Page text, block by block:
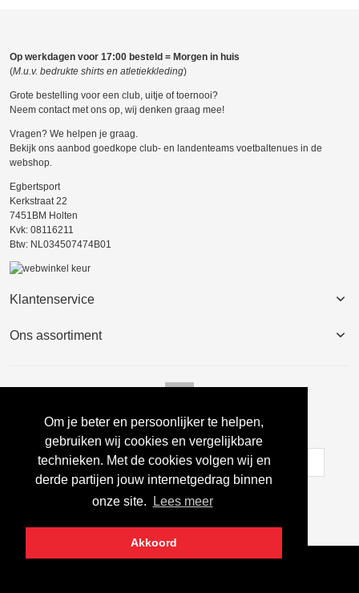
Om je beter en persoonlijker te helpen,
gebruiken wij cookies en vergelijkbare
technieken. Met de cookies volgen wij en
derde partijen jouw internetgedrag binnen
onze site.
Lees meer
Akkoord
Op werkdagen voor 17:00 besteld = Morgen in huis
(M.u.v. bedrukte shirts en atletiekkleding)
Grote bestelling voor een club, uitje of toernooi?
Neem contact met ons op, wij denken graag mee!
Vragen? We helpen je graag.
Bekijk ons aanbod goedkope club- en landenteams voetbaltenues in de
webshop.
Egbertsport
Kerkstraat 22
7451BM Holten
Kvk: 08116211
Btw: NL034507474B01
Klantenservice
Ons assortiment
Nieuwsbrief
Inschrijven